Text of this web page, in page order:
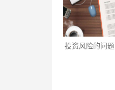
投资风险的问题